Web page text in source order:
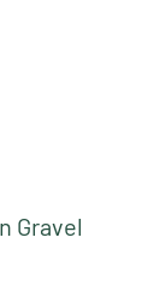
Gravel